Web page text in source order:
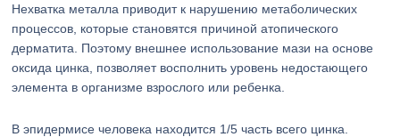
Нехватка металла приводит к нарушению метаболических
процессов, которые становятся причиной атопического
дерматита. Поэтому внешнее использование мази на основе
оксида цинка, позволяет восполнить уровень недостающего
элемента в организме взрослого или ребенка.
В эпидермисе человека находится 1/5 часть всего цинка.